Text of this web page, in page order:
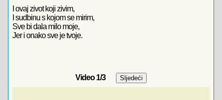
I ovaj zivot koji zivim,
I sudbinu s kojom se mirim,
Sve bi dala milo moje,
Jer i onako sve je tvoje.
Video1/3